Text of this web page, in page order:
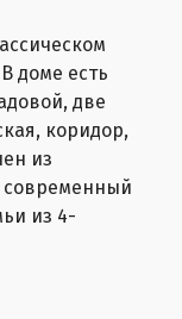
доме есть
две
коридор,
из
современный
из 4-